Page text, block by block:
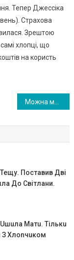
Тепер Джессіка
Страхова
Зрештою
хлопці, що
на користь
Поставив Дві
До Світлани.
Матu. Тількu
З Хлоnчuком